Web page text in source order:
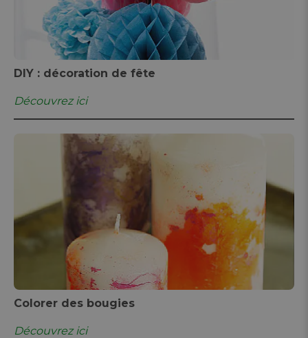
DIY : décoration de fête
Découvrez ici
Colorer des bougies
Découvrez ici